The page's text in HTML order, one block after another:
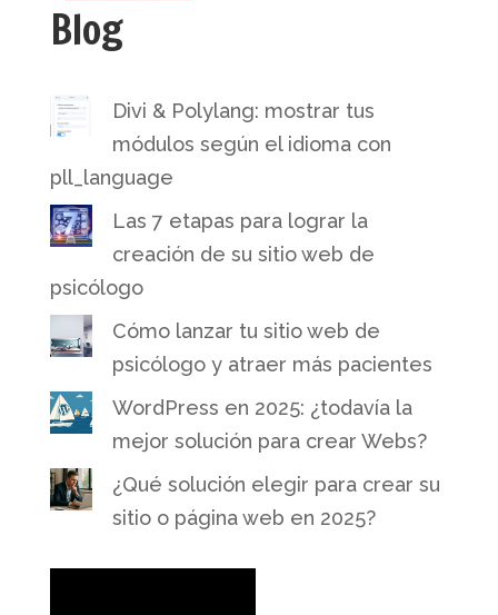
Blog
Divi & Polylang: mostrar tus
módulos según el idioma con
pll_language
Las 7 etapas para lograr la
creación de su sitio web de
psicólogo
Cómo lanzar tu sitio web de
psicólogo y atraer más pacientes
WordPress en 2025: ¿todavía la
mejor solución para crear Webs?
¿Qué solución elegir para crear su
sitio o página web en 2025?